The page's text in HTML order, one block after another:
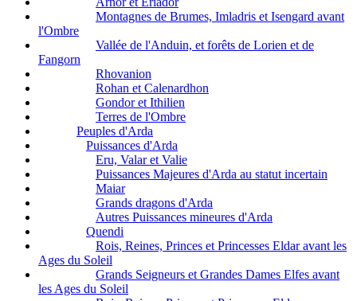
Montagnes de Brumes, Imladris et Isengard avant
l'Ombre
Vallée de l'Anduin, et forêts de Lorien et de
Fangorn
Rhovanion
Rohan et Calenardhon
Gondor et Ithilien
Terres de l'Ombre
Peuples d'Arda
Puissances d'Arda
Eru, Valar et Valie
Puissances Majeures d'Arda au statut incertain
Maiar
Grands dragons d'Arda
Autres Puissances mineures d'Arda
Quendi
Rois, Reines, Princes et Princesses Eldar avant les
Ages du Soleil
Grands Seigneurs et Grandes Dames Elfes avant
les Ages du Soleil